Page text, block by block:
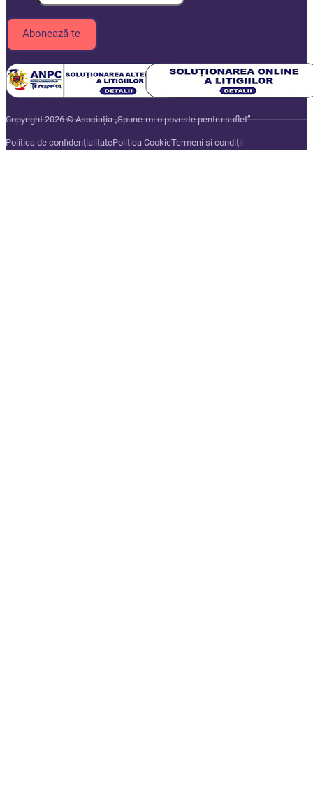
Copyright 2026 © Asociația „Spune-mi o poveste pentru suflet”
Politica de confidențialitatePolitica CookieTermeni și condiții